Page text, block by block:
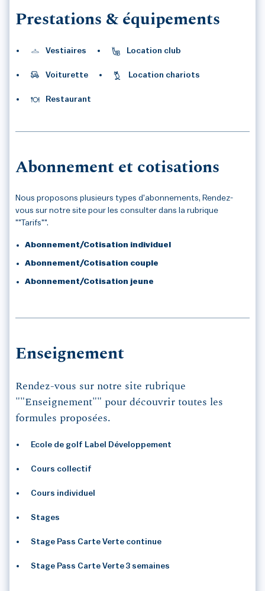
Prestations & équipements
Vestiaires Location club
Voiturette Location chariots
Restaurant
Abonnement et cotisations
Nous proposons plusieurs types d'abonnements, Rendez-
vous sur notre site pour les consulter dans la rubrique
""Tarifs"".
Abonnement/Cotisation individuel
Abonnement/Cotisation couple
Abonnement/Cotisation jeune
Enseignement
Rendez-vous sur notre site rubrique
""Enseignement"" pour découvrir toutes les
formules proposées.
Ecole de golf Label Développement
Cours collectif
Cours individuel
Stages
Stage Pass Carte Verte continue
Stage Pass Carte Verte 3 semaines